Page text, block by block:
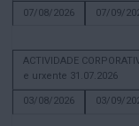
07/08/2026
07/09/
ACTIVIDADE
e urxente 31.07.2026
03/08/2026
03/09/